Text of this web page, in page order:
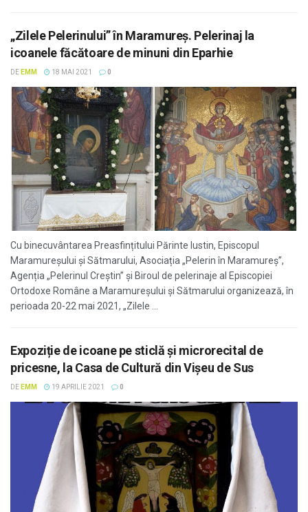
„Zilele Pelerinului” în Maramureș. Pelerinaj la
icoanele făcătoare de minuni din Eparhie
DE EMM 18 MAI 2021 0
Cu binecuvântarea Preasfințitului Părinte Iustin, Episcopul
Maramureșului și Sătmarului, Asociația „Pelerin în Maramureș”,
Agenția „Pelerinul Creștin” și Biroul de pelerinaje al Episcopiei
Ortodoxe Române a Maramureșului și Sătmarului organizează, în
perioada 20-22 mai 2021, „Zilele ...
Expoziție de icoane pe sticlă și microrecital de
pricesne, la Casa de Cultură din Vişeu de Sus
DE EMM 19 APRILIE 2021 0